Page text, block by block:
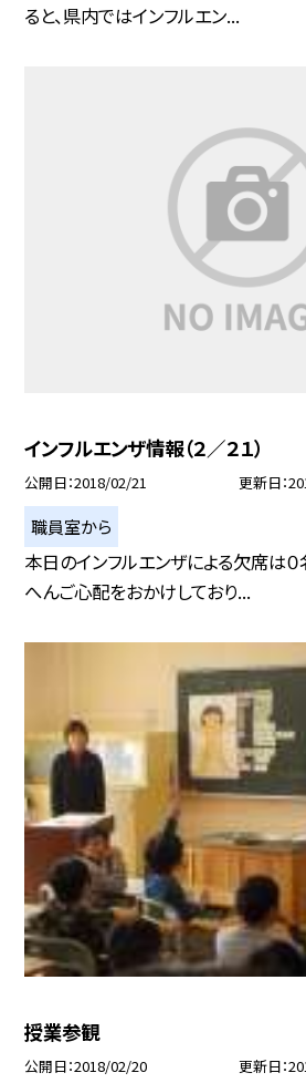
ると、県内ではインフルエン...
インフルエンザ情報（２／２１）
公開日 2018/02/21 更新日
職員室から
本日のインフルエンザによる欠席は０
へんご心配をおかけしており...
授業参観
公開日 2018/02/20 更新日